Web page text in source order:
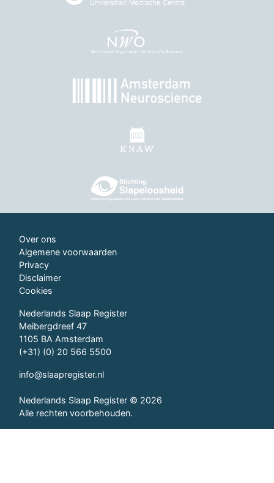
Over ons
Algemene voorwaarden
Privacy
Disclaimer
Cookies
Nederlands Slaap Register
Meibergdreef 47
1105 BA Amsterdam
(+31) (0) 20 566 5500
info@slaapregister.nl
Nederlands Slaap Register © 2026
Alle rechten voorbehouden.